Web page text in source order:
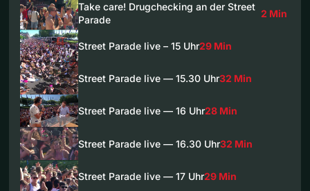
Take care! Drugchecking an der Street
Parade
2 Min
Street Parade live – 15 Uhr29 Min
Street Parade live — 15.30 Uhr32 Min
Street Parade live — 16 Uhr28 Min
Street Parade live — 16.30 Uhr32 Min
Street Parade live — 17 Uhr29 Min